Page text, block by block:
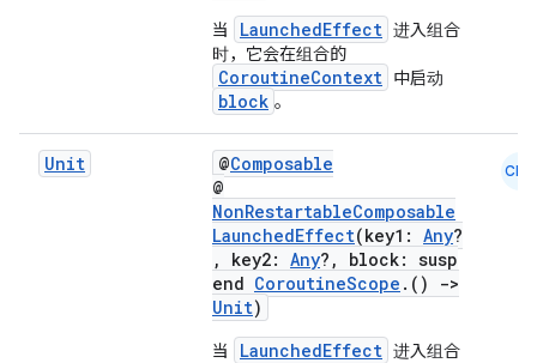
当 LaunchedEffect 进入组合
时，它会在组合的
CoroutineContext 中启动
block 。
Unit @Composable
@
NonRestartableComposable
LaunchedEffect(key1: Any?
, key2: Any?, block: susp
end CoroutineScope .()
->
Unit)
当 LaunchedEffect 进入组合
CMN